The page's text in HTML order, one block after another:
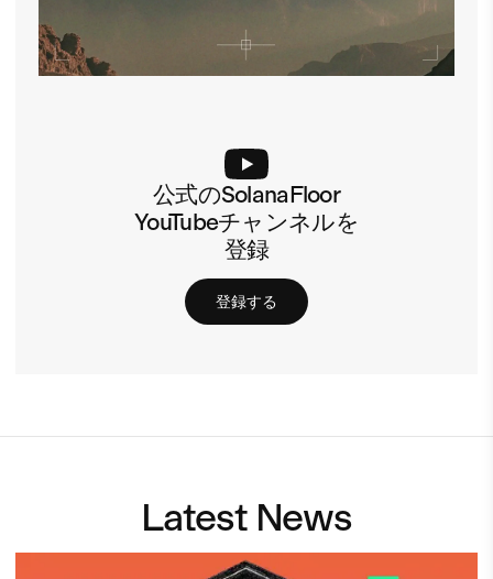
公式のSolanaFloor
YouTubeチャンネルを
登録
登録する
Latest News